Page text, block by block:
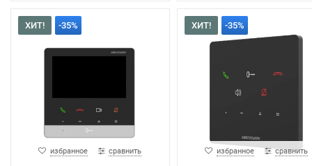
ХИТ! -35%
избранное сравнить
ХИТ! -35%
избранное сравнить